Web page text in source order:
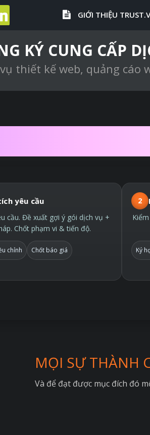
GIỚI THIỆU
KÝ CUNG CẤP
thiết kế web, quảng cáo
yêu cầu
cầu. Đề xuất gợi ý gói dịch vụ +
Chốt phạm vi & tiến độ.
chỉnh Chốt báo giá
2
Ký
MỌI SỰ THÀNH
Và để đạt được mục đích đó